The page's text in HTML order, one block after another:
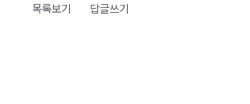
목록보기 답글쓰기